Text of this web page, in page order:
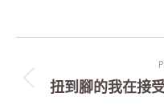
navigation
扭到腳的我在接